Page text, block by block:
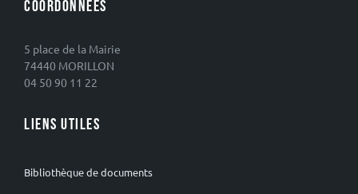
COORDONNEES
5 place de la Mairie
74440 MORILLON
04 50 90 11 22
LIENS UTILES
Bibliothèque de documents